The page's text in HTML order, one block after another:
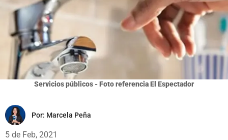
Servicios públicos - Foto referencia El Espectador
Por: Marcela Peña
5 de Feb, 2021